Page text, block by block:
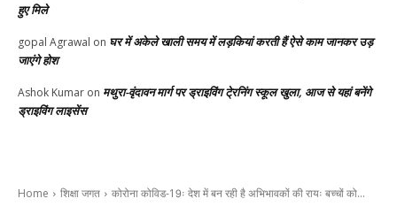
हुए मिले
gopal Agrawal on घर में अकेले खाली समय में लड़कियां करती हैं ऐसे काम जानकर उड़
जाएंगे होश
Ashok Kumar on मथुरा-वृंदावन मार्ग पर ड्राइविंग टे्रनिंग स्कूल खुला, आज से यहां बनेंगे
ड्राइविंग लाइसेंस